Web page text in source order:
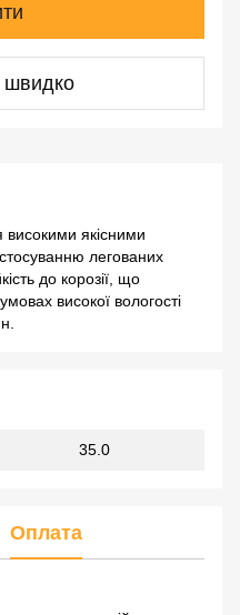
швидко
високими якісними
легованих
до корозії, що
високої вологості
35.0
Оплата